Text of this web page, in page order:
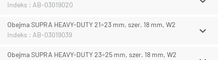
Indeks : AB-03019020
Obejma SUPRA HEAVY-DUTY 21÷23 mm, szer. 18 mm, W2
Indeks : AB-03019039
Obejma SUPRA HEAVY-DUTY 23÷25 mm, szer. 18 mm, W2